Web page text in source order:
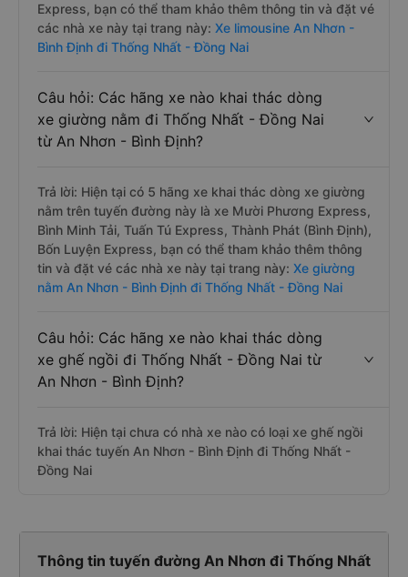
Express, bạn có thể tham khảo thêm thông tin và đặt vé
các nhà xe này tại trang này: Xe limousine An Nhơn -
Bình Định đi Thống Nhất - Đồng Nai
Câu hỏi: Các hãng xe nào khai thác dòng
xe giường nằm đi Thống Nhất - Đồng Nai
từ An Nhơn - Bình Định?
Trả lời: Hiện tại có 5 hãng xe khai thác dòng xe giường
nằm trên tuyến đường này là xe Mười Phương Express,
Bình Minh Tải, Tuấn Tú Express, Thành Phát (Bình Định),
Bốn Luyện Express, bạn có thể tham khảo thêm thông
tin và đặt vé các nhà xe này tại trang này: Xe giường
nằm An Nhơn - Bình Định đi Thống Nhất - Đồng Nai
Câu hỏi: Các hãng xe nào khai thác dòng
xe ghế ngồi đi Thống Nhất - Đồng Nai từ
An Nhơn - Bình Định?
Trả lời: Hiện tại chưa có nhà xe nào có loại xe ghế ngồi
khai thác tuyến An Nhơn - Bình Định đi Thống Nhất -
Đồng Nai
Thông tin tuyến đường An Nhơn đi Thống Nhất